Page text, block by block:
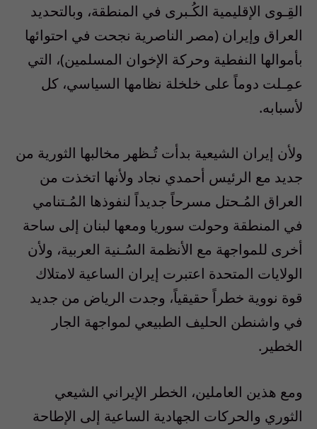
القِـوى الإقليمية الكُـبرى في المنطقة، وبالتحديد
العراق وإيران (مصر الناصرية نجحت في احتوائها
بأموالها النفطية وحركة الإخوان المسلمين)، التي
عمِـلت دوماً على خلخلة نظامها السياسي، كل
لأسبابه.
ولأن إيران الشيعية بدأت تُـظهر مخالبها الثورية من
جديد مع الرئيس أحمدي نجاد ولأنها اتخذت من
العراق المُـحتل مسرحاً جديداً لنفوذها المُـتنامي
في المنطقة وحولت سوريا ومعها لبنان إلى ساحة
أخرى للمواجهة مع الأنظمة السُـنية العربية، ولأن
الولايات المتحدة اعتبرت إيران الساعية لامتلاك
قوة نووية خطراً حقيقياً، وجدت الرياض من جديد
في واشنطن الحليف الطبيعي لمواجهة الجار
الخطير.
ومع هذين العاملين، الخطر الإيراني الشيعي
الثوري والحركات الجهادية الساعية إلى الإطاحة